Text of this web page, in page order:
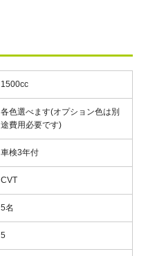
1500cc
各色選べます(オプション色は別
途費用必要です)
車検3年付
CVT
5名
5